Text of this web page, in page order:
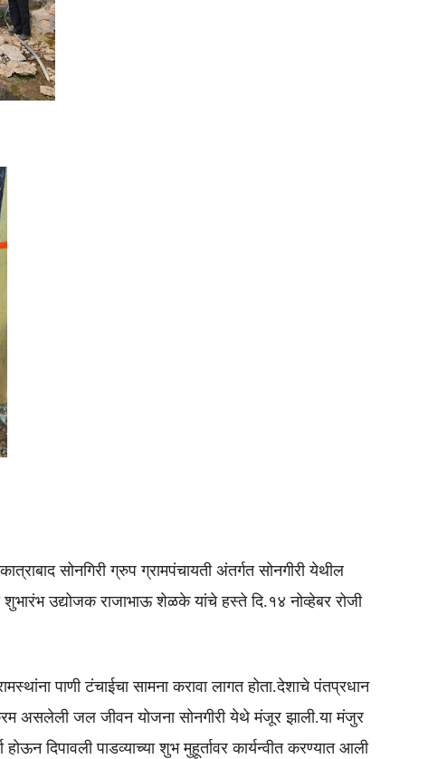
सोनगिरी ग्रुप ग्रामपंचायती अंतर्गत सोनगीरी येथील
उद्योजक राजाभाऊ शेळके यांचे हस्ते दि.१४ नोव्हेबर रोजी
पाणी टंचाईचा सामना करावा लागत होता.देशाचे पंतप्रधान
असलेली जल जीवन योजना सोनगीरी येथे मंजूर झाली.या मंजुर
दिपावली पाडव्याच्या शुभ मुहूर्तावर कार्यन्वीत करण्यात आली